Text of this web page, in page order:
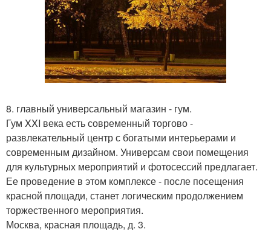
8. главный универсальный магазин - гум.
Гум XXI века есть современный торгово -
развлекательный центр с богатыми интерьерами и
современным дизайном. Универсам свои помещения
для культурных мероприятий и фотосессий предлагает.
Ее проведение в этом комплексе - после посещения
красной площади, станет логическим продолжением
торжественного мероприятия.
Москва, красная площадь, д. 3.